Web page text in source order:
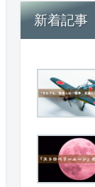
新着記事